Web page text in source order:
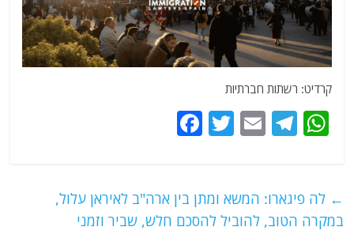
קרדיט: רשתות חברתיות
W
s
A
T
g
ra
E
l
T
er
e
b
← לה פיגארו: המשא ומתן בין ארה"ב לאיראן עלול,
במקרה הטוב, להוביל להסכם חלש, שביר וזמני